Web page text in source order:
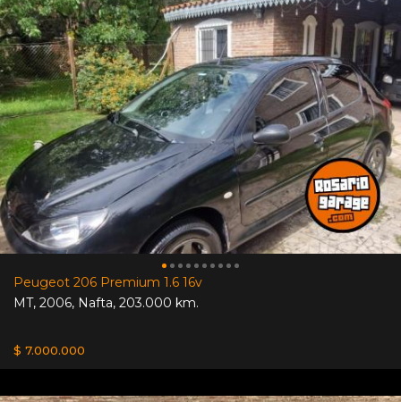
Peugeot 206 Premium 1.6 16v
MT, 2006, Nafta, 203.000 km.
$ 7.000.000